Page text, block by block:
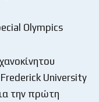
Olympics
University
την πρώτη